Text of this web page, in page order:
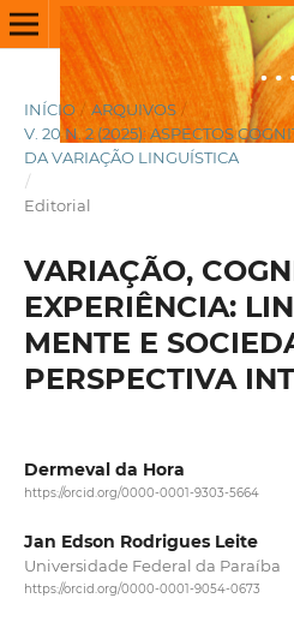
INÍCIO / ARQUIVOS /
V. 20 N. 2 (2025): ASPECTOS
DA VARIAÇÃO LINGUÍSTICA
/
Editorial
VARIAÇÃO,
EXPERIÊNCIA:
MENTE E
PERSPECTIVA
Dermeval da Hora
https://orcid.org/0000-0001-9303-5664
Jan Edson Rodrigues Leite
Universidade Federal da Paraíba
https://orcid.org/0000-0001-9054-0673